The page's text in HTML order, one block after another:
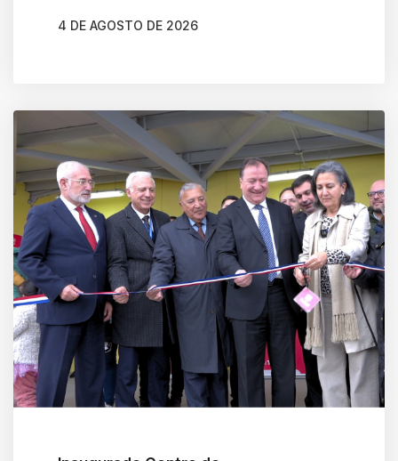
4 DE AGOSTO DE 2026